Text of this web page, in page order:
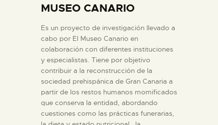
DIDÁCTICA
ESPAÑOL
PREPARAR LA VISITA
ACTIVIDADES
MUSEO CANARIO
Es un proyecto de investigación llevado a
cabo por El Museo Canario en
colaboración con diferentes instituciones
y especialistas. Tiene por objetivo
contribuir a la reconstrucción de la
sociedad prehispánica de Gran Canaria a
partir de los restos humanos momificados
que conserva la entidad, abordando
cuestiones como las prácticas funerarias,